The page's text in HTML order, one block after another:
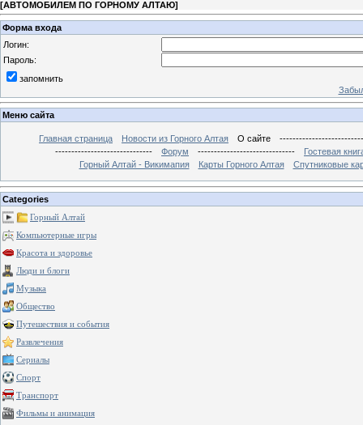
[АВТОМОБИЛЕМ ПО ГОРНОМУ АЛТАЮ]
Форма входа
Логин:
Пароль:
запомнить
Меню сайта
Главная страница Новости из Горного Алтая О сайте
------------------------------
Форум ------------------------------
Гостевая
Горный Алтай - Викимапия
Карты Горного Алтая Спутниковые
Categories
Горный Алтай
Компьютерные игры
Красота и здоровье
Люди и блоги
Музыка
Общество
Путешествия и события
Развлечения
Сериалы
Спорт
Транспорт
Фильмы и анимация